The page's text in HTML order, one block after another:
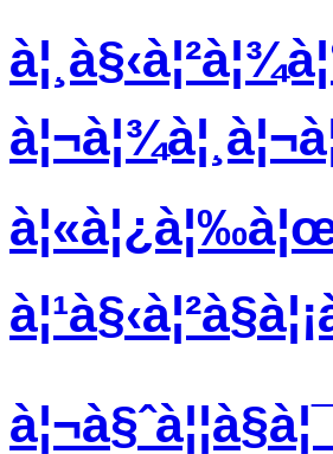
à¦«à¦¿à¦‰à¦œ